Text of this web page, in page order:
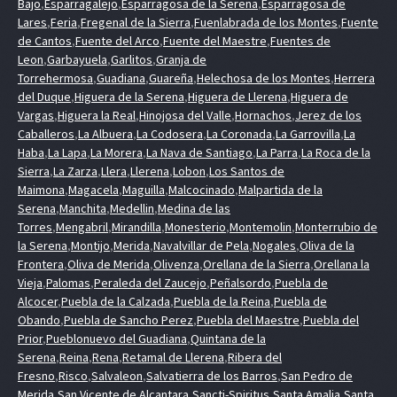
Bajo,Esparragalejo,Esparragosa de la Serena,Esparragosa de
Lares,Feria,Fregenal de la Sierra,Fuenlabrada de los Montes,Fuente
de Cantos,Fuente del Arco,Fuente del Maestre,Fuentes de
Leon,Garbayuela,Garlitos,Granja de
Torrehermosa,Guadiana,Guareña,Helechosa de los Montes,Herrera
del Duque,Higuera de la Serena,Higuera de Llerena,Higuera de
Vargas,Higuera la Real,Hinojosa del Valle,Hornachos,Jerez de los
Caballeros,La Albuera,La Codosera,La Coronada,La Garrovilla,La
Haba,La Lapa,La Morera,La Nava de Santiago,La Parra,La Roca de la
Sierra,La Zarza,Llera,Llerena,Lobon,Los Santos de
Maimona,Magacela,Maguilla,Malcocinado,Malpartida de la
Serena,Manchita,Medellin,Medina de las
Torres,Mengabril,Mirandilla,Monesterio,Montemolin,Monterrubio de
la Serena,Montijo,Merida,Navalvillar de Pela,Nogales,Oliva de la
Frontera,Oliva de Merida,Olivenza,Orellana de la Sierra,Orellana la
Vieja,Palomas,Peraleda del Zaucejo,Peñalsordo,Puebla de
Alcocer,Puebla de la Calzada,Puebla de la Reina,Puebla de
Obando,Puebla de Sancho Perez,Puebla del Maestre,Puebla del
Prior,Pueblonuevo del Guadiana,Quintana de la
Serena,Reina,Rena,Retamal de Llerena,Ribera del
Fresno,Risco,Salvaleon,Salvatierra de los Barros,San Pedro de